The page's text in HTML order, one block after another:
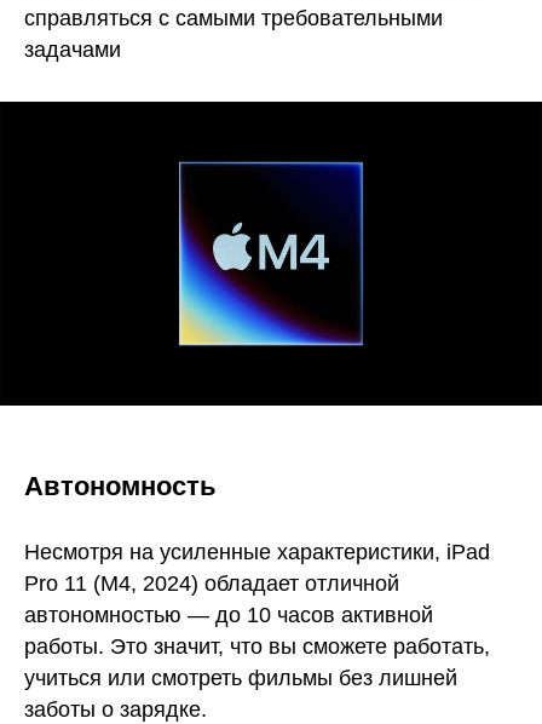
справляться с самыми требовательными
задачами
Автономность
Несмотря на усиленные характеристики, iPad
Pro 11 (M4, 2024) обладает отличной
автономностью — до 10 часов активной
работы. Это значит, что вы сможете работать,
учиться или смотреть фильмы без лишней
заботы о зарядке.